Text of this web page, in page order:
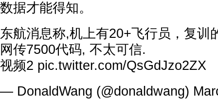
数据才能得知。
东航消息称,机上有20+飞行员，复训
网传7500代码, 不太可信.
视频2 pic.twitter.com/QsGdJzo2ZX
— DonaldWang (@donaldwang)